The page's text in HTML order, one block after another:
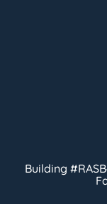
Building